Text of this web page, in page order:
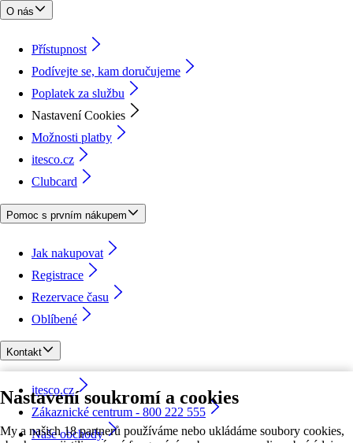
Nastavení soukromí a cookies
My a našich 18 partnerů používáme nebo ukládáme soubory cookies,
O nás
Přístupnost
Podívejte se, kam doručujeme
Poplatek za službu
Nastavení Cookies
Možnosti platby
itesco.cz
Clubcard
Pomoc s prvním nákupem
Jak nakupovat
Registrace
Rezervace času
Oblíbené
Kontakt
itesco.cz
Zákaznické centrum - 800 222 555
Naše obchody